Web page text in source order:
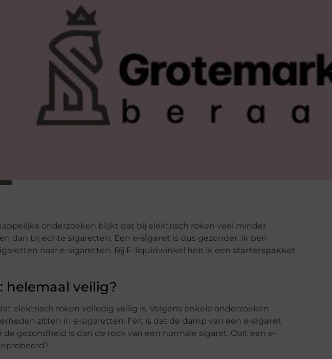
onderzoeken blijkt dat bij elektrisch roken veel minder
dan bij echte sigaretten. Een e-sigaret is dus gezonder. Ik ben
naar e-sigaretten. Bij E-liquidwinkel heb ik een starterspakket
helemaal veilig?
elektrisch roken volledig veilig is. Volgens enkele onderzoeken
zitten in e-sigaretten. Feit is dat de damp van een e-sigaret
gezondheid is dan de rook van een normale sigaret. Ooit een e-